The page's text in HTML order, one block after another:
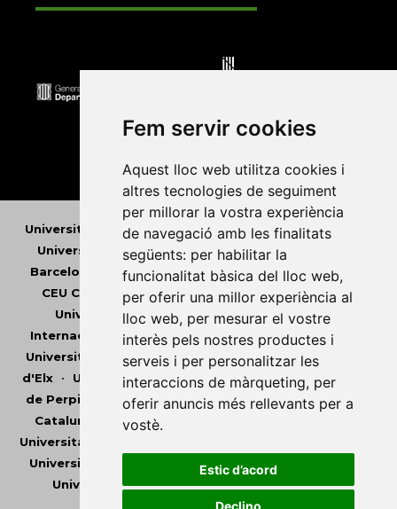
Fem servir cookies
Aquest lloc web utilitza cookies i
altres tecnologies de seguiment
per millorar la vostra experiència
de navegació amb les finalitats
següents: per habilitar la
funcionalitat bàsica del lloc web,
per oferir una millor experiència al
lloc web, per mesurar el vostre
interès pels nostres productes i
serveis i per personalitzar les
interaccions de màrqueting, per
oferir anuncis més rellevants per a
vostè.
Estic d’acord
Declino
Universitat Abat Oliba CEU•Universitat d'Alacant
Universitat d'Andorra•Universitat Autònoma de
Barcelona
Universitat de Barcelona•Universitat
CEU Cardenal Herrera•Universitat de Girona •
Universitat de les Illes Balears• Universitat
Internacional de Catalunya•Universitat Jaume I
Universitat de Lleida• Universitat Miguel Hernández
d'Elx• Universitat Oberta de Catalunya•Universitat
de Perpinyà Via Domitia•Universitat Politècnica de
Catalunya
Universitat Politècnica de València
Universitat Pompeu Fabra
Universitat Rovira i Virgili
• Universitat de Sàsser
Universitat de València•Universitat de Vic -
Universitat Central de Catalunya